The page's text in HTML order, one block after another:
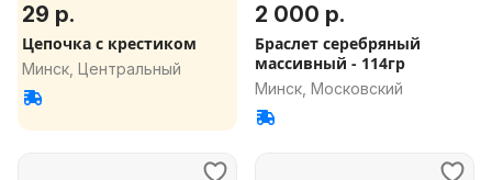
29 р.
Цепочка с крестиком
Минск, Центральный
2 000 р.
Браслет серебряный
массивный - 114гр
Минск, Московский